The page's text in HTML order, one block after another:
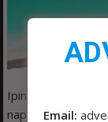
Ipinagdiriwang ng
napasama ang
Email: